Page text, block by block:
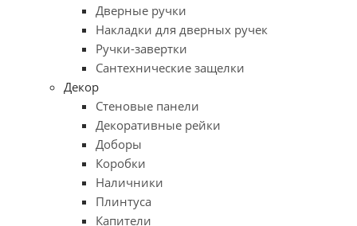
Дверные ручки
Накладки для дверных ручек
Ручки-завертки
Сантехнические защелки
Декор
Стеновые панели
Декоративные рейки
Доборы
Коробки
Наличники
Плинтуса
Капители